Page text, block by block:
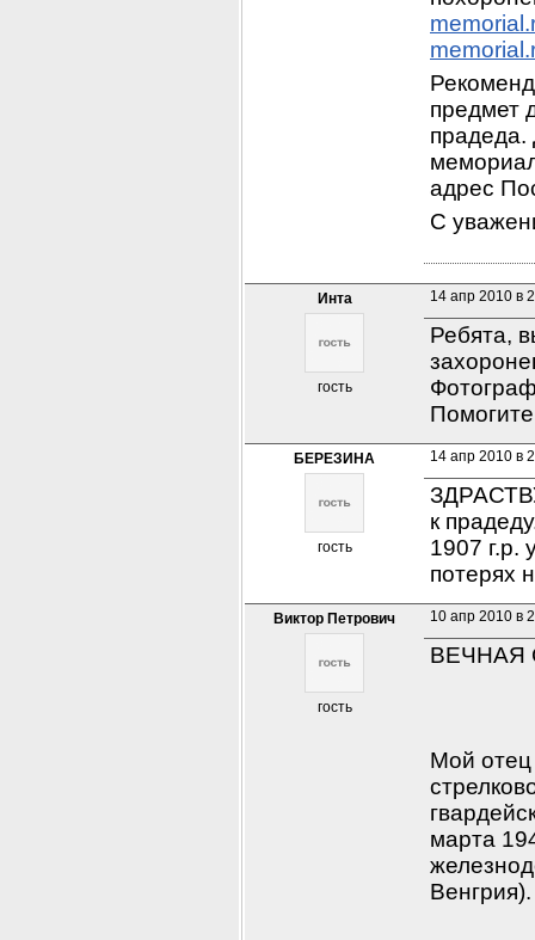
предмет
прадеда.
адрес
С
Инта
гость
14 апр 2010 в
Ребята,
БЕРЕЗИНА
гость
14 апр 2010 в
к
1907 г.р.
потерях
Виктор Петрович
гость
10 апр 2010 в
ВЕЧНАЯ
Мой
марта